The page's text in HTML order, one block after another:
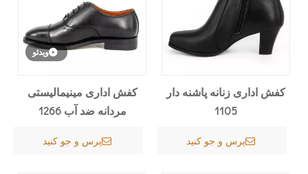
کفش اداری زنانه پاشنه دار
1105
پرس و جو کنید
ویدئو
کفش اداری مینیمالیستی
مردانه ضد آب 1266
پرس و جو کنید